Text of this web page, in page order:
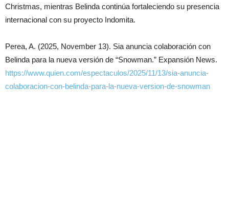
Christmas, mientras Belinda continúa fortaleciendo su presencia
internacional con su proyecto Indomita.
Perea, A. (2025, November 13). Sia anuncia colaboración con
Belinda para la nueva versión de “Snowman.” Expansión News.
https://www.quien.com/espectaculos/2025/11/13/sia-anuncia-
colaboracion-con-belinda-para-la-nueva-version-de-snowman